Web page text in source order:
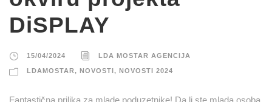
DiSPLAY
15/04/2024 LDA MOSTAR AGENCIJA
LDAMOSTAR, NOVOSTI, NOVOSTI 2024
Fantastična prilika za mlade poduzetnike! Da li ste mlada osoba